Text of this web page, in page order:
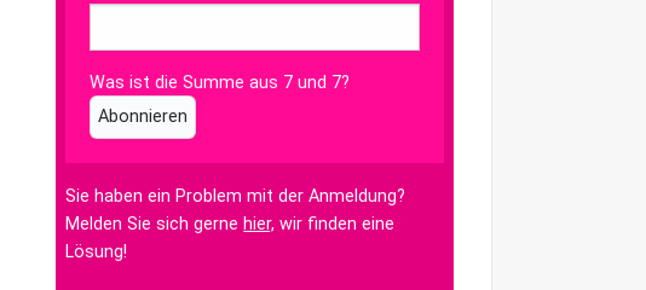
Was ist die Summe aus 7 und 7?
Abonnieren
Sie haben ein Problem mit der Anmeldung?
Melden Sie sich gerne hier, wir finden eine
Lösung!